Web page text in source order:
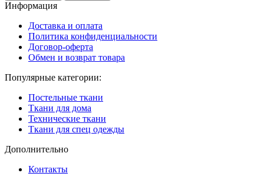
Информация
Доставка и оплата
Политика конфиденциальности
Договор-оферта
Обмен и возврат товара
Популярные категории:
Постельные ткани
Ткани для дома
Технические ткани
Ткани для спец одежды
Дополнительно
Контакты